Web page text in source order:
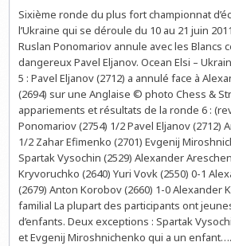
Sixième ronde du plus fort championnat
l’Ukraine qui se déroule du 10 au 21 juin
Ruslan Ponomariov annule avec les Blancs
dangereux Pavel Eljanov. Ocean Elsi –
5 : Pavel Eljanov (2712) a annulé face à
(2694) sur une Anglaise © photo Chess &
appariements et résultats de la ronde 6 :
Ponomariov (2754) 1/2 Pavel Eljanov (2712)
1/2 Zahar Efimenko (2701) Evgenij
Spartak Vysochin (2529) Alexander
Kryvoruchko (2640) Yuri Vovk (2550) 0-1
(2679) Anton Korobov (2660) 1-0 Alexander
familial La plupart des participants ont
d’enfants. Deux exceptions : Spartak
et Evgenij Miroshnichenko qui a un enfant….